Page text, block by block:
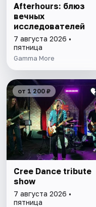
Afterhours: блюз
вечных
исследователей
7 августа 2026 •
пятница
Gamma More
от 1 200 ₽
Cree Dance tribute
show
7 августа 2026 •
пятница